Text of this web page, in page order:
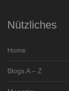
Nützliches
Home
Blogs A – Z